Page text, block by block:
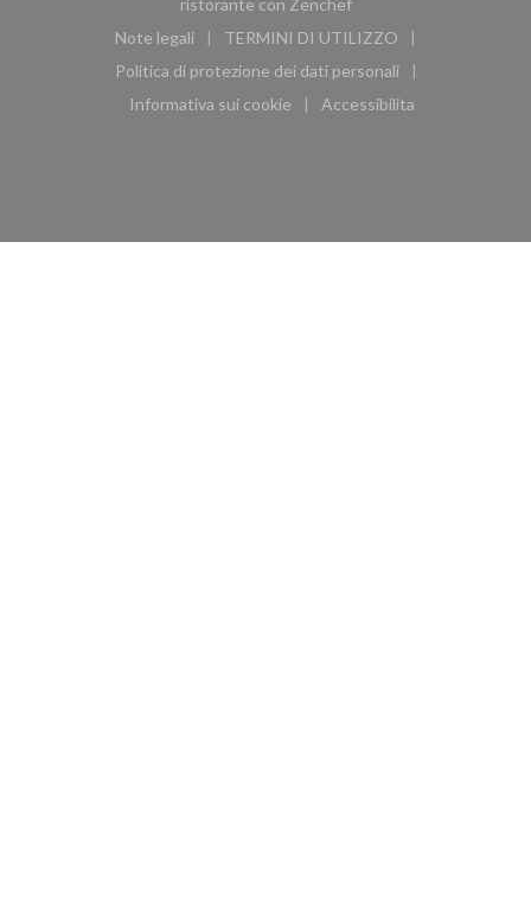
Note legali
((apre una nuova finestra))
TERMINI DI UTILIZZO
((apre una nuova finestra))
Politica di protezione dei dati personali
((apre una nuova finestra))
Informativa sui cookie
((apre una nuova finestra))
Accessibilita